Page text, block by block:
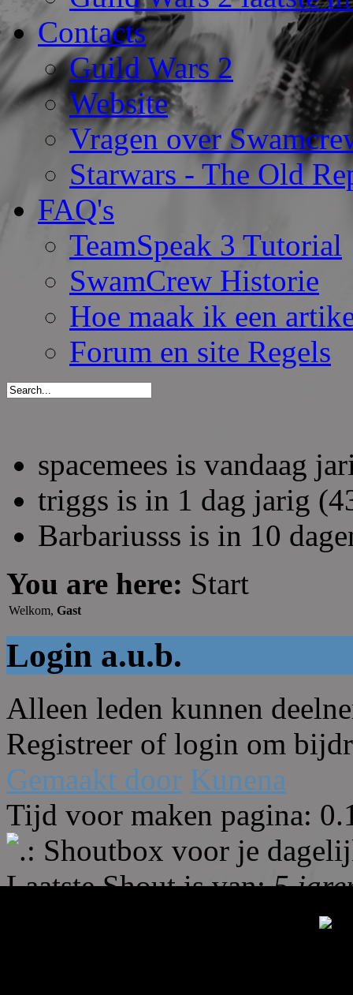
Contacts
Guild Wars 2
Website
Vragen over
Starwars - The Old
FAQ's
TeamSpeak 3 Tutorial
SwamCrew Historie
Hoe maak ik een
Forum en site Regels
spacemees is vandaag
triggs is in 1 dag jarig
Barbariusss is in 10
You are here: Start
Welkom, Gast
Login a.u.b.
Alleen leden kunnen
Registreer of login om
Gemaakt door Kunena
Tijd voor maken pagina:
.: Shoutbox voor je
Laatste Shout is van: 5